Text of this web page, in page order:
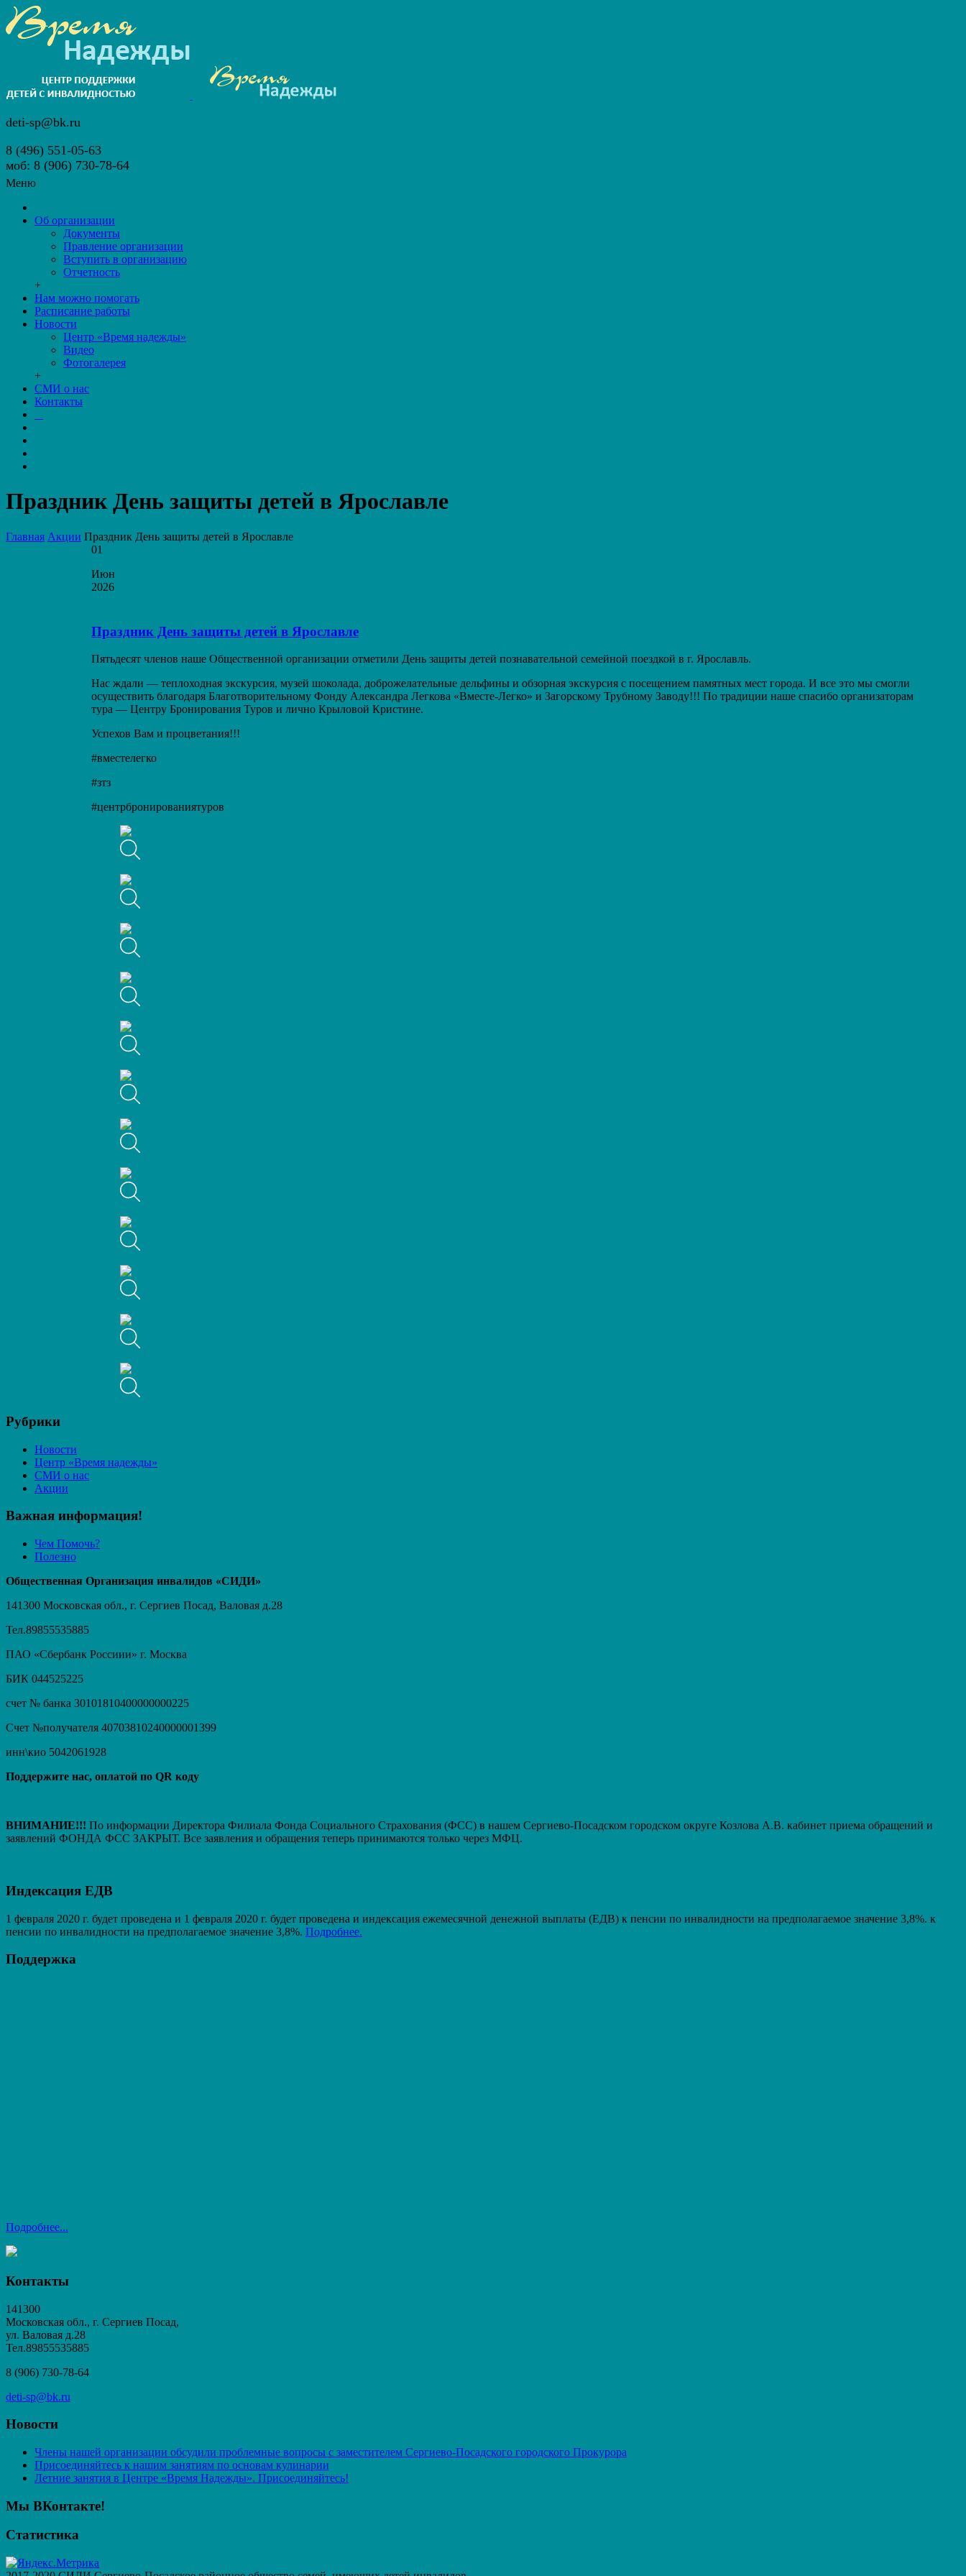
deti-sp@bk.ru
8 (496) 551-05-63
моб: 8 (906) 730-78-64
Меню
Об организации
Документы
Правление организации
Вступить в организацию
Отчетность
+
Нам можно помогать
Расписание работы
Новости
Центр «Время надежды»
Видео
Фотогалерея
+
СМИ о нас
Контакты
Праздник День защиты детей в Ярославле
Главная Акции Праздник День защиты детей в Ярославле
01
Июн
2026
Праздник День защиты детей в Ярославле
Пятьдесят членов наше Общественной организации отметили День защиты детей познавательной семейной поездкой в г. Ярославль.
Нас ждали — теплоходная экскурсия, музей шоколада, доброжелательные дельфины и обзорная экскурсия с посещением памятных мест города. И все это мы смогли
осуществить благодаря Благотворительному Фонду Александра Легкова «Вместе-Легко» и Загорскому Трубному Заводу!!! По традиции наше спасибо организаторам
тура — Центру Бронирования Туров и лично Крыловой Кристине.
Успехов Вам и процветания!!!
#вместелегко
#зтз
#центрбронированиятуров
Рубрики
Новости
Центр «Время надежды»
СМИ о нас
Акции
Важная информация!
Чем Помочь?
Полезно
Общественная Организация инвалидов «СИДИ»
141300 Московская обл., г. Сергиев Посад, Валовая д.28
Тел.89855535885
ПАО «Сбербанк Россиии» г. Москва
БИК 044525225
счет № банка 30101810400000000225
Счет №получателя 40703810240000001399
инн\кио 5042061928
Поддержите нас, оплатой по QR коду
ВНИМАНИЕ!!! По информации Директора Филиала Фонда Социального Страхования (ФСС) в нашем Сергиево-Посадском городском округе Козлова А.В. кабинет приема обращений и
заявлений ФОНДА ФСС ЗАКРЫТ. Вcе заявления и обращения теперь принимаются только через МФЦ.
Индексация ЕДВ
1 февраля 2020 г. будет проведена и 1 февраля 2020 г. будет проведена и индексация ежемесячной денежной выплаты (ЕДВ) к пенсии по инвалидности на предполагаемое значение 3,8%. к
пенсии по инвалидности на предполагаемое значение 3,8%. Подробнее.
Поддержка
Подробнее...
Контакты
141300
Московская обл., г. Сергиев Посад,
ул. Валовая д.28
Тел.89855535885
8 (906) 730-78-64
deti-sp@bk.ru
Новости
Члены нашей организации обсудили проблемные вопросы с заместителем Сергиево-Посадского городского Прокурора
Присоединяйтесь к нашим занятиям по основам кулинарии
Летние занятия в Центре «Время Надежды». Присоединяйтесь!
Мы ВКонтакте!
Статистика